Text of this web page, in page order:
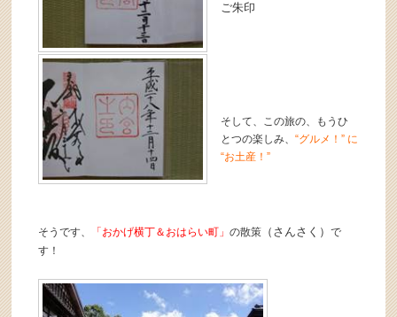
ご朱印
そして、この旅の、もうひ
とつの楽しみ、“グルメ！” に
“お土産！”
そうです、 「おかげ横丁＆おはらい町」の散策 （さんさく）で
す！